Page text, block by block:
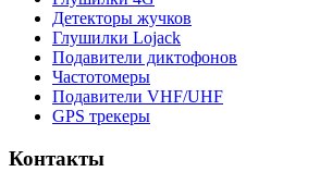
Детекторы жучков
Глушилки Lojack
Подавители диктофонов
Частотомеры
Подавители VHF/UHF
GPS трекеры
Контакты